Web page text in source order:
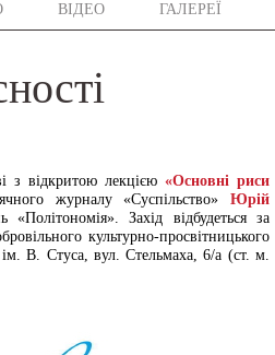
ВІДЕО ГАЛЕРЕЇ
з відкритою лекцією«Основні риси
журналу «Суспільство» Юрій
Захід відбудеться за
культурно-просвітницького
ім. В. Стуса, вул. Стельмаха, 6/а (ст. м.